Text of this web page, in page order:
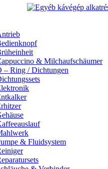
& Milchaufschäumer
– Ring / Dichtungen
& Fluidsystem